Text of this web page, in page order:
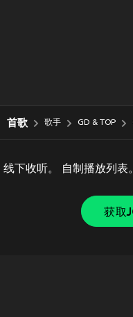
首歌 歌手 GD & TOP
线下收听。 自制播放列表
获取